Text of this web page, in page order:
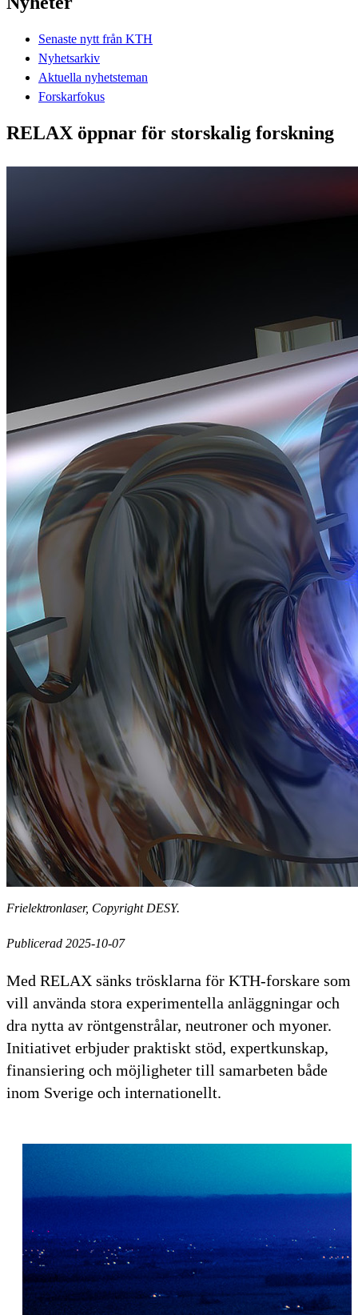
Senaste nytt från KTH
Nyhetsarkiv
Aktuella nyhetsteman
Forskarfokus
RELAX öppnar för storskalig forskning
Frielektronlaser, Copyright DESY.
Publicerad 2025-10-07
Med RELAX sänks trösklarna för KTH-forskare som
vill använda stora experimentella anläggningar och
dra nytta av röntgenstrålar, neutroner och myoner.
Initiativet erbjuder praktiskt stöd, expertkunskap,
finansiering och möjligheter till samarbeten både
inom Sverige och internationellt.